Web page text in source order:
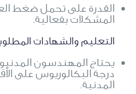
القدرة على تحمل ضغط
المشكلات بفعالية.
التعليم والشهادات
يحتاج المهندسون
درجة البكالوريوس على
المدنية.